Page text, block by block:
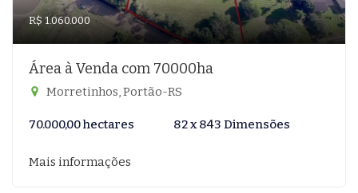
R$ 1.060.000
Área à Venda com 70000ha
Morretinhos, Portão-RS
70.000,00 hectares 82 x 843 Dimensões
Mais informações